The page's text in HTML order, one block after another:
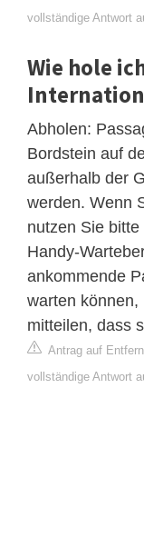
vollständige Antwort
Wie hole
Abholen:
Bordstein auf
außerhalb der
werden. Wenn
nutzen Sie
Handy-
ankommende
warten können,
mitteilen, dass
Antrag auf
vollständige Antwort